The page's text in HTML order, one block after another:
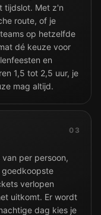
tijdslot. Met z'n
route, of je
op hetzelfde
dé keuze voor
en
1,5 tot 2,5 uur, je
mag altijd.
03
per persoon,
verlopen
uitkomt. Er wordt
dag kies je